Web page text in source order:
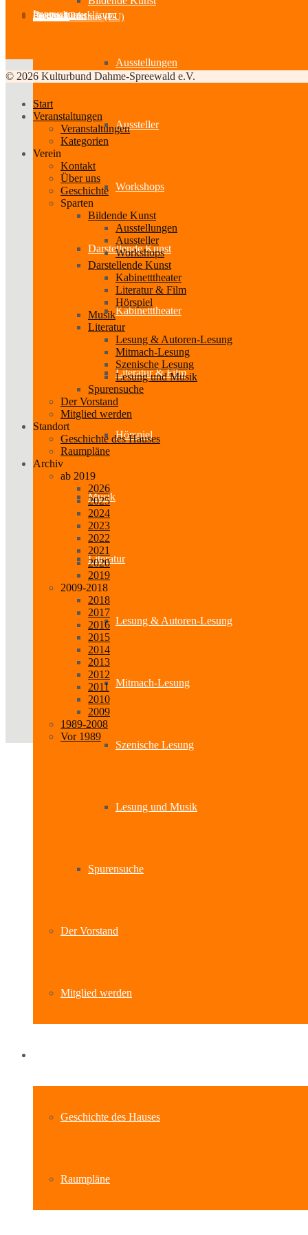
Ausstellungen
Aussteller
Workshops
Darstellende Kunst
Kabinetttheater
Literatur & Film
Hörspiel
Musik
Literatur
Lesung & Autoren-Lesung
Mitmach-Lesung
Szenische Lesung
Lesung und Musik
Spurensuche
Der Vorstand
Mitglied werden
Geschichte des Hauses
Raumpläne
Impressum
Datenschutzerklärung
Partner-Links
Feedback
Cookie-Richtlinie (EU)
© 2026 Kulturbund Dahme-Spreewald e.V.
Start
Veranstaltungen
Veranstaltungen
Kategorien
Verein
Kontakt
Über uns
Geschichte
Sparten
Bildende Kunst
Ausstellungen
Aussteller
Workshops
Darstellende Kunst
Kabinetttheater
Literatur & Film
Hörspiel
Musik
Literatur
Lesung & Autoren-Lesung
Mitmach-Lesung
Szenische Lesung
Lesung und Musik
Spurensuche
Der Vorstand
Mitglied werden
Standort
Geschichte des Hauses
Raumpläne
Archiv
ab 2019
2026
2025
2024
2023
2022
2021
2020
2019
2009-2018
2018
2017
2016
2015
2014
2013
2012
2011
2010
2009
1989-2008
Vor 1989